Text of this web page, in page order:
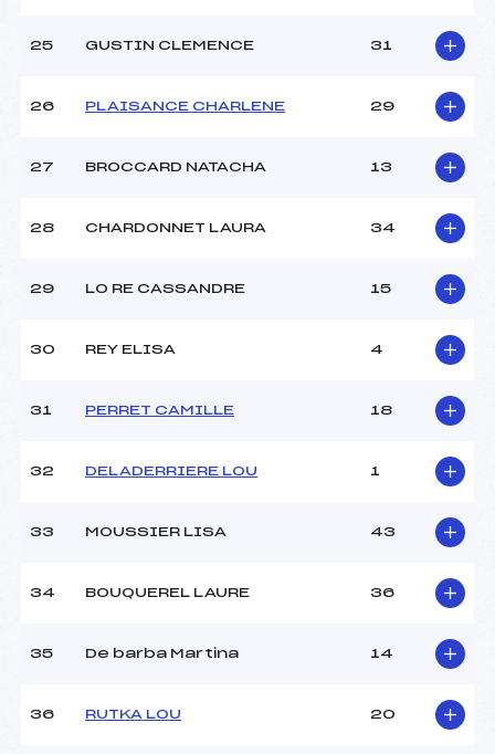
25 GUSTIN CLEMENCE 31
26 PLAISANCE CHARLENE 29
27 BROCCARD NATACHA 13
28 CHARDONNET LAURA 34
29 LO RE CASSANDRE 15
30 REY ELISA 4
31 PERRET CAMILLE 18
32 DELADERRIERE LOU 1
33 MOUSSIER LISA 43
34 BOUQUEREL LAURE 36
35 De barba Martina 14
36 RUTKA LOU 20